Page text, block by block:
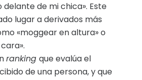
delante de mi chica». Este
lugar a derivados más
«moggear en altura» o
ranking que evalúa el
de una persona, y que